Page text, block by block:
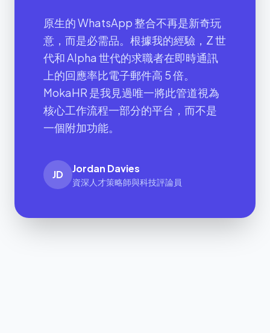
原生的 WhatsApp 整合不再是新奇玩
意，而是必需品。根據我的經驗，Z 世
代和 Alpha 世代的求職者在即時通訊
上的回應率比電子郵件高 5 倍。
MokaHR 是我見過唯一將此管道視為
核心工作流程一部分的平台，而不是
一個附加功能。
JD Jordan Davies
資深人才策略師與科技評論員